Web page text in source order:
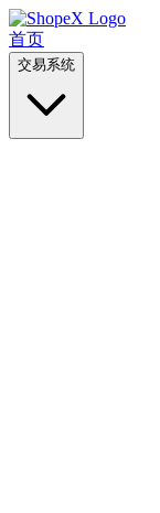
首页
交易系统